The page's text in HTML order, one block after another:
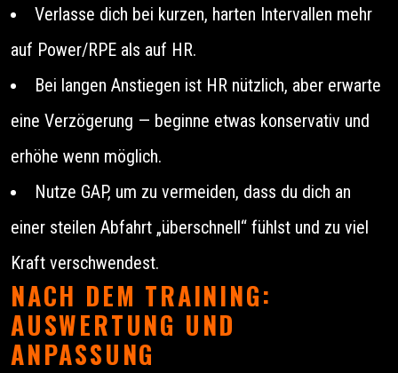
Verlasse dich bei kurzen, harten Intervallen mehr
auf Power/RPE als auf HR.
Bei langen Anstiegen ist HR nützlich, aber erwarte
eine Verzögerung — beginne etwas konservativ und
erhöhe wenn möglich.
Nutze GAP, um zu vermeiden, dass du dich an
einer steilen Abfahrt „überschnell“ fühlst und zu viel
Kraft verschwendest.
NACH DEM TRAINING:
AUSWERTUNG UND
ANPASSUNG